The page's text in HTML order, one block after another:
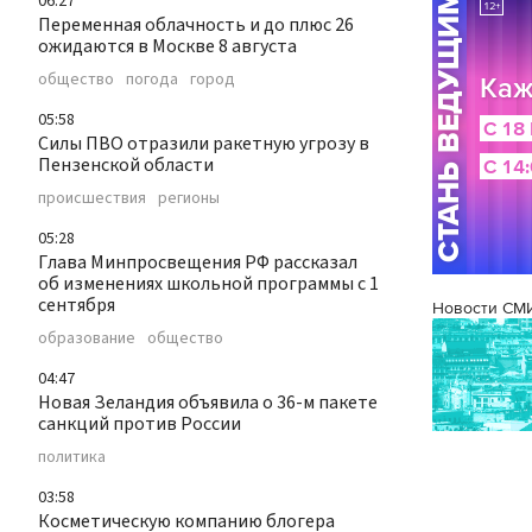
Переменная облачность и до плюс 26
ожидаются в Москве 8 августа
общество погода город
05:58
Силы ПВО отразили ракетную угрозу в
Пензенской области
происшествия регионы
05:28
Глава Минпросвещения РФ рассказал
об изменениях школьной программы с 1
сентября
образование общество
04:47
Новая Зеландия объявила о 36-м пакете
санкций против России
политика
03:58
Косметическую компанию блогера
Новости